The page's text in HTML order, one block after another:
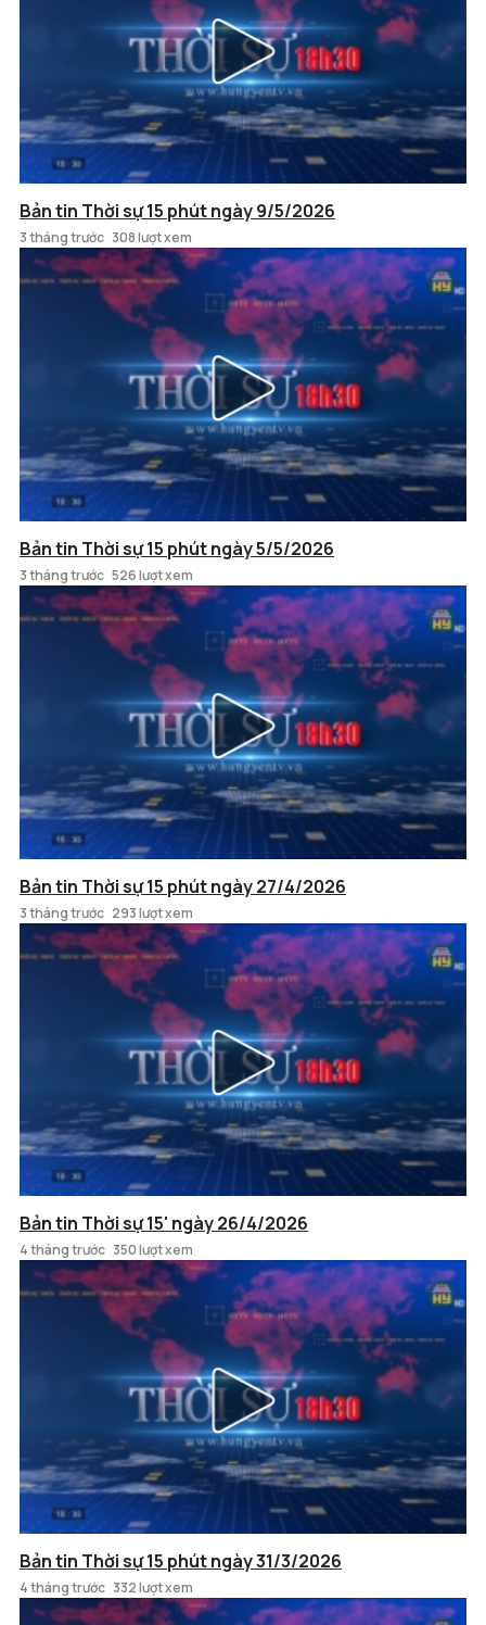
Bản tin Thời sự 15 phút ngày 9/5/2026
3 tháng trước 308 lượt xem
Bản tin Thời sự 15 phút ngày 5/5/2026
3 tháng trước 526 lượt xem
Bản tin Thời sự 15 phút ngày 27/4/2026
3 tháng trước 293 lượt xem
Bản tin Thời sự 15' ngày 26/4/2026
4 tháng trước 350 lượt xem
Bản tin Thời sự 15 phút ngày 31/3/2026
4 tháng trước 332 lượt xem